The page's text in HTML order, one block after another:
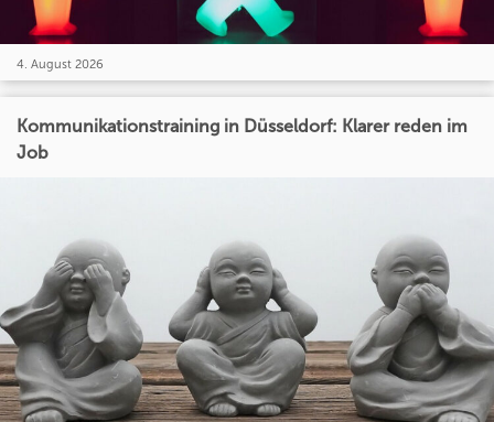
4. August 2026
Kommunikationstraining in Düsseldorf: Klarer reden im
Job